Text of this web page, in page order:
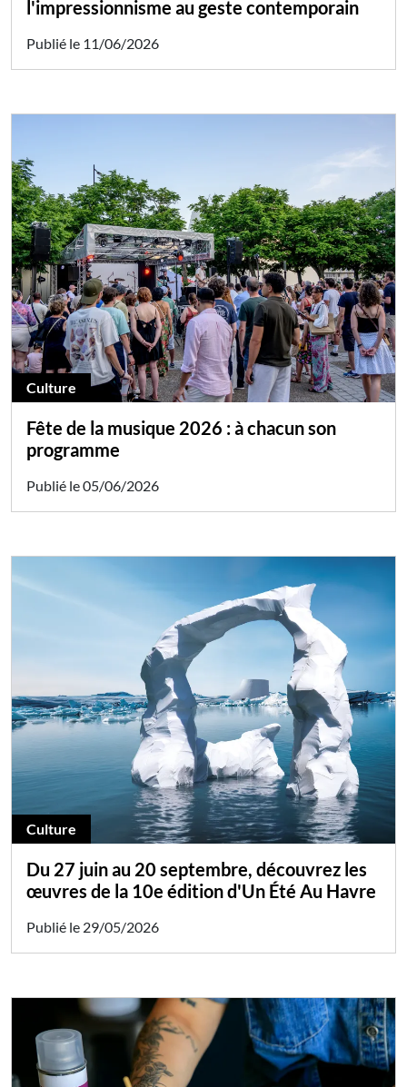
l'impressionnisme au geste contemporain
Publié le 11/06/2026
Culture
Fête de la musique 2026 : à chacun son
programme
Publié le 05/06/2026
Culture
Du 27 juin au 20 septembre, découvrez les
œuvres de la 10e édition d'Un Été Au Havre
Publié le 29/05/2026